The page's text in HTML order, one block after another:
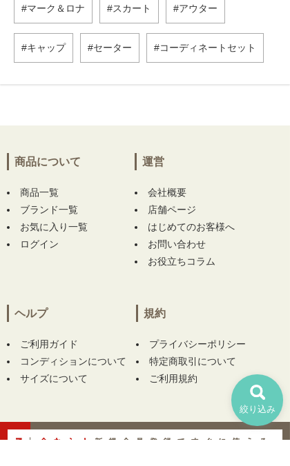
絞り込み
マーク＆ロナ スカート アウター
キャップ セーター コーディネートセット
商品について
商品一覧
ブランド一覧
お気に入り一覧
ログイン
運営
会社概要
店舗ページ
はじめてのお客様へ
お問い合わせ
お役立ちコラム
ヘルプ
ご利用ガイド
コンディションについて
サイズについて
規約
プライバシーポリシー
特定商取引について
ご利用規約